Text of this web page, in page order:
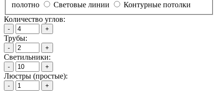
полотно
Световые линии
Контурные потолки
Количество углов:
- +
Трубы:
- +
Светильники:
- +
Люстры (простые):
- +